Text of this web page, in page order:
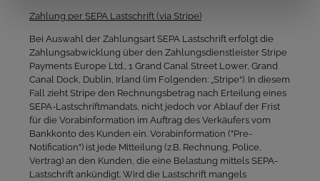
Zahlung per SEPA Lastschrift (via Stripe)
Bei Auswahl der Zahlungsart SEPA Lastschrift erfolgt die
Zahlungsabwicklung über den Zahlungsdienstleister Stripe
Payments Europe Ltd., 1 Grand Canal Street Lower, Grand
Canal Dock, Dublin, Irland (im Folgenden: „Stripe“). In diesem
Fall zieht Stripe den Rechnungsbetrag nach Erteilung eines
SEPA-Lastschriftmandats, nicht jedoch vor Ablauf der Frist
für die Vorabinformation im Auftrag des Verkäufers vom
Bankkonto des Kunden ein. Vorabinformation ("Pre-
Notification") ist jede Mitteilung (z.B. Rechnung, Police,
Vertrag) an den Kunden, die eine Belastung mittels SEPA-
Lastschrift ankündigt. Wird die Lastschrift mangels